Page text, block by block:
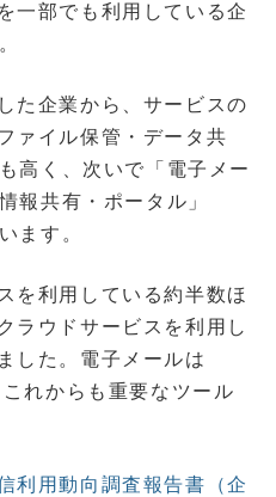
一部でも利用している企
た企業から、サービスの
ァイル保管・データ共
高く、次いで「電子メー
報共有・ポータル」
ます。
を利用している約半数ほ
ラウドサービスを利用し
した。電子メールは
れからも重要なツール
利用動向調査報告書（企